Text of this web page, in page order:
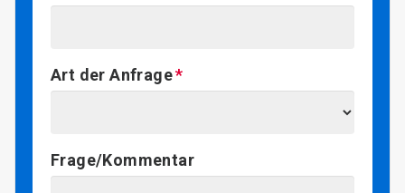
Art der Anfrage
Frage/Kommentar